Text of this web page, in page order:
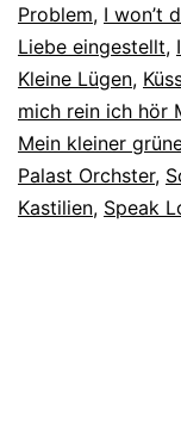
Problem, I won’t
Liebe eingestellt,
Kleine Lügen,
mich rein ich hör
Mein kleiner
Palast Orchster,
Kastilien, Speak